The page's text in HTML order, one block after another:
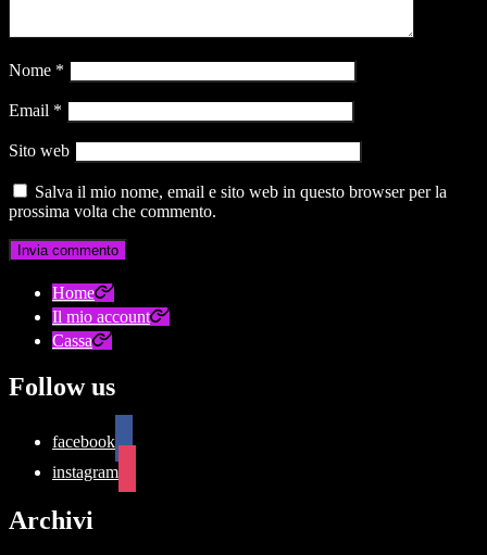
Nome *
Email *
Sito web
Salva il mio nome, email e sito web in questo browser per la
prossima volta che commento.
Home
Il mio account
Cassa
Follow us
facebook
instagram
Archivi